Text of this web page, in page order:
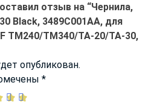
отзыв на “Чернила,
Black, 3489C001AA, для
TM240/TM340/TA-20/TA-30,
опубликован.
*